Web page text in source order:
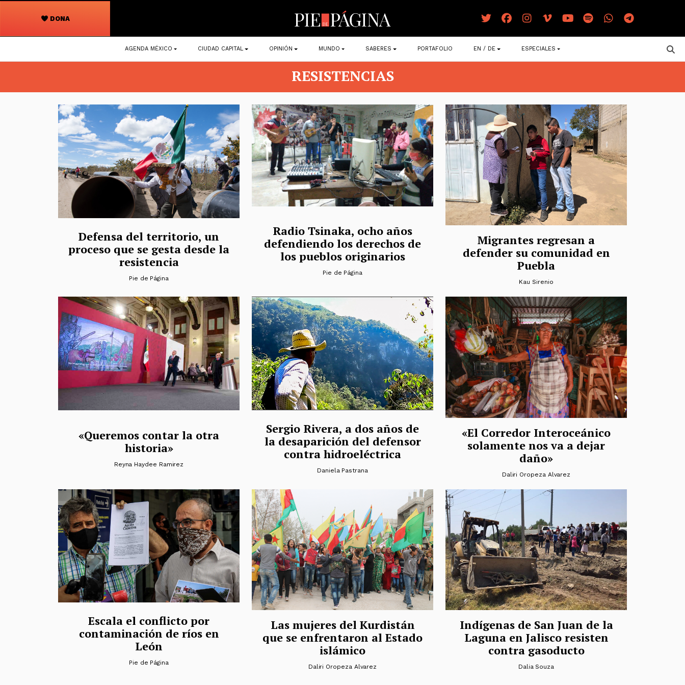
DONA
Navegación
principal
AGENDA MÉXICO CIUDAD CAPITAL OPINIÓN MUNDO SABERES PORTAFOLIO EN / DE ESPECIALES
RESISTENCIAS
Defensa del territorio, un
proceso que se gesta desde la
resistencia
Pie de Página
Radio Tsinaka, ocho años
defendiendo los derechos de
los pueblos originarios
Pie de Página
Migrantes regresan a
defender su comunidad en
Puebla
Kau Sirenio
«Queremos contar la otra
historia»
Reyna Haydee Ramirez
Sergio Rivera, a dos años de
la desaparición del defensor
contra hidroeléctrica
Daniela Pastrana
«El Corredor Interoceánico
solamente nos va a dejar
daño»
Daliri Oropeza Alvarez
Escala el conflicto por
contaminación de ríos en
León
Pie de Página
Las mujeres del Kurdistán
que se enfrentaron al Estado
islámico
Daliri Oropeza Alvarez
Indígenas de San Juan de la
Laguna en Jalisco resisten
contra gasoducto
Dalia Souza